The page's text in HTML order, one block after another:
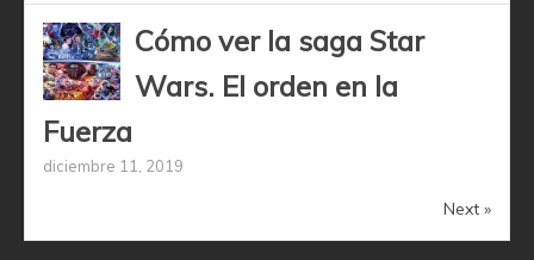
Cómo ver la saga Star
Wars. El orden en la
Fuerza
diciembre 11, 2019
Next »